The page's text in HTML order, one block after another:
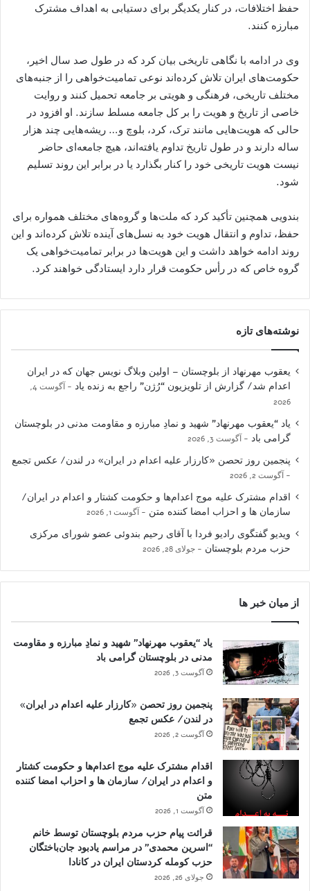
حفظ اختلافات، در کنار یکدیگر برای دستیابی به اهداف مشترک
مبارزه کنند.
وی در ادامه با نگاهی تاریخی بیان کرد که در طول صد سال اخیر،
حکومت‌های ایران تلاش کرده‌اند نوعی تمامیت‌خواهی را از جنبه‌های
مختلف تاریخی، فرهنگی و هویتی بر جامعه تحمیل کنند و روایت
خاصی از تاریخ و هویت را بر کل جامعه مسلط سازند. او افزود در
حالی که هویت‌هایی مانند ترک، کرد، بلوچ و… ریشه‌هایی چند هزار
ساله دارند و در طول تاریخ تداوم یافته‌اند، هیچ جامعه‌ای حاضر
نیست هویت تاریخی خود را کنار بگذارد یا در برابر این روند تسلیم
شود.
بندویی همچنین تأکید کرد که ملت‌ها و گروه‌های مختلف همواره برای
حفظ، تداوم و انتقال هویت خود به نسل‌های آینده تلاش کرده‌اند و این
روند ادامه خواهد داشت و این هویت‌ها در برابر تمامیت‌خواهی یک
گروه خاص که در رأس حکومت قرار دارد ایستادگی خواهند کرد.
نوشته‌های تازه
یعقوب مهرنهاد از بلوچستان – اولین وبلاگ نویس جهان که در ایران
اعدام شد/ گزارش از تلویزیون “رُژن” راجع به زنده یاد
آگوست 4,
2026
یاد “یعقوب مهرنهاد” شهید و نمادِ مبارزه و مقاومت مدنی در بلوچستان
گرامی باد
آگوست 3, 2026
پنجمین روز تحصن «کارزار علیه اعدام در ایران» در لندن/ عکس تجمع
آگوست 2, 2026
اقدام مشترک علیه موج اعدام‌ها و حکومت کشتار و اعدام در ایران/
سازمان ها و احزاب امضا کننده متن
آگوست 1, 2026
ویدیو گفتگوی رادیو فردا با آقای رحیم بندوئی عضو شورای مرکزی
حزب مردم بلوچستان
جولای 28, 2026
از میان خبر ها
یاد “یعقوب مهرنهاد” شهید و نمادِ مبارزه و مقاومت
مدنی در بلوچستان گرامی باد
آگوست 3, 2026
پنجمین روز تحصن «کارزار علیه اعدام در ایران»
در لندن/ عکس تجمع
آگوست 2, 2026
اقدام مشترک علیه موج اعدام‌ها و حکومت کشتار
و اعدام در ایران/ سازمان ها و احزاب امضا کننده
متن
آگوست 1, 2026
قرائت پیام حزب مردم بلوچستان توسط خانم
“اسرین محمدی” در مراسم یادبود جان‌باختگان
حزب کومله کردستان ایران در کانادا
جولای 26, 2026